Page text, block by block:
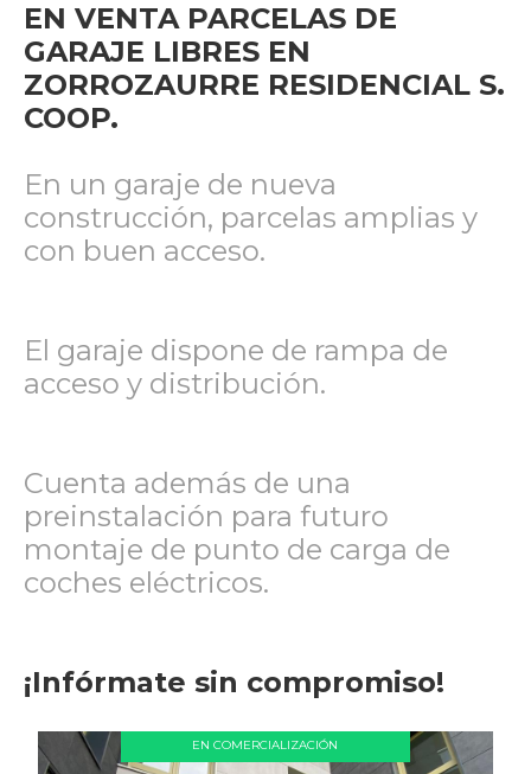
EN VENTA PARCELAS DE
GARAJE LIBRES EN
ZORROZAURRE RESIDENCIAL S.
COOP.
En un garaje de nueva
construcción, parcelas amplias y
con buen acceso.
El garaje dispone de rampa de
acceso y distribución.
Cuenta además de una
preinstalación para futuro
montaje de punto de carga de
coches eléctricos.
¡Infórmate sin compromiso!
EN COMERCIALIZACIÓN